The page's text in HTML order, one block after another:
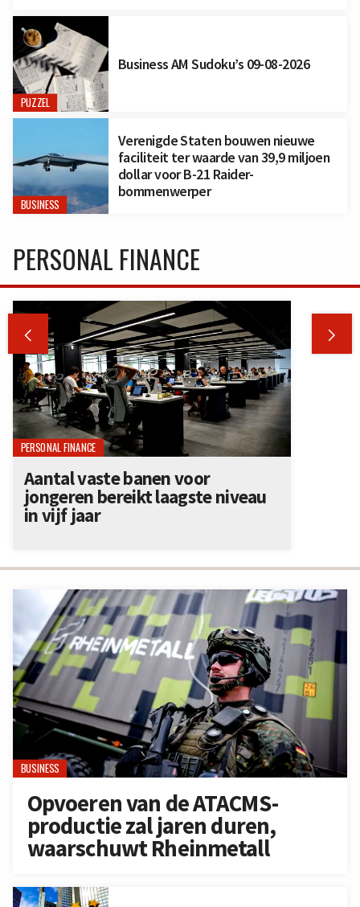
PUZZEL
Business AM Sudoku’s 09-08-2026
BUSINESS
Verenigde Staten bouwen nieuwe
faciliteit ter waarde van 39,9 miljoen
dollar voor B-21 Raider-
bommenwerper
BUSINESS
Opvoeren van de ATACMS-
productie zal jaren duren,
waarschuwt Rheinmetall
PERSONAL FINANCE
 
PERSONAL FINANCE
Aantal vaste banen voor
jongeren bereikt laagste niveau
in vijf jaar